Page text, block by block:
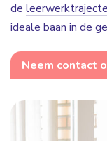
de
ideale baan in de
Neem contact